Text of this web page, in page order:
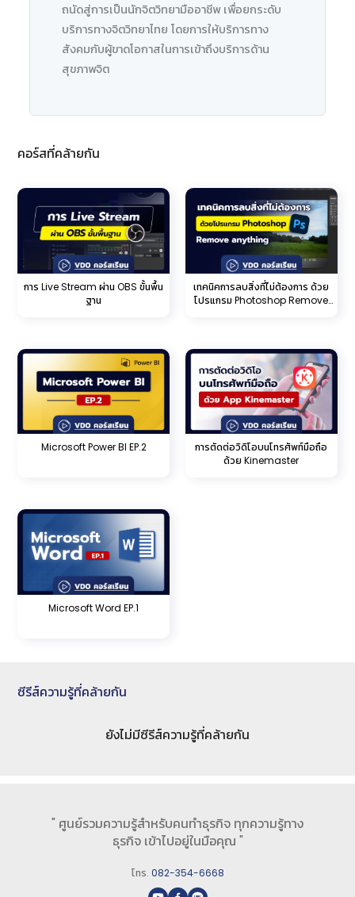
ถนัดสู่การเป็นนักจิตวิทยามืออาชีพ เพื่อยกระดับ
บริการทางจิตวิทยาไทย โดยการให้บริการทาง
สังคมกับผู้ขาดโอกาสในการเข้าถึงบริการด้าน
สุขภาพจิต
คอร์สที่คล้ายกัน
การ Live Stream ผ่าน OBS ขั้นพื้น
ฐาน
เทคนิคการลบสิ่งที่ไม่ต้องการ ด้วย
โปรแกรม Photoshop Remove
Microsoft Power BI EP.2
การตัดต่อวิดิโอบนโทรศัพท์มือถือ
ด้วย Kinemaster
Microsoft Word EP.1
ซีรีส์ความรู้ที่คล้ายกัน
ยังไม่มีซีรีส์ความรู้ที่คล้ายกัน
" ศูนย์รวมความรู้สำหรับคนทำธุรกิจ ทุกความรู้ทาง
ธุรกิจ เข้าไปอยู่ในมือคุณ "
โทร. 082-354-6668